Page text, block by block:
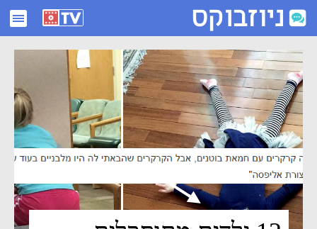
12 ילדים מתוסכלים - בגלל הסיבות הכי הזויות - ניוזבוקס